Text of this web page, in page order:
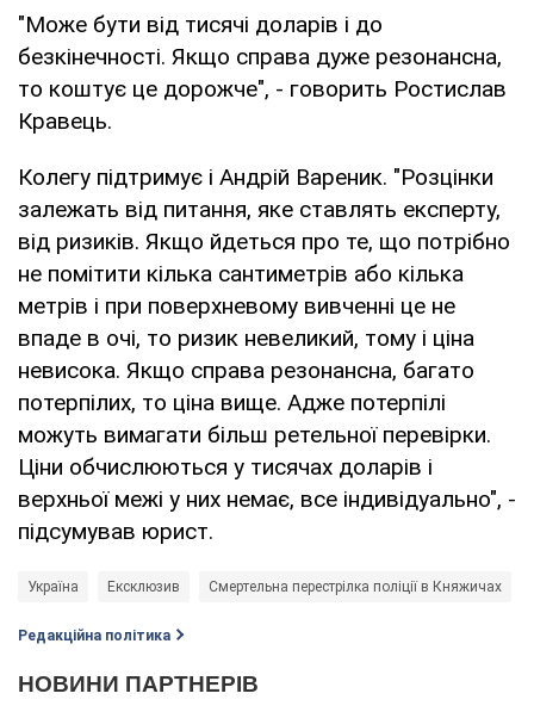
"Може бути від тисячі доларів і до
безкінечності. Якщо справа дуже резонансна,
то коштує це дорожче", - говорить Ростислав
Кравець.
Колегу підтримує і Андрій Вареник. "Розцінки
залежать від питання, яке ставлять експерту,
від ризиків. Якщо йдеться про те, що потрібно
не помітити кілька сантиметрів або кілька
метрів і при поверхневому вивченні це не
впаде в очі, то ризик невеликий, тому і ціна
невисока. Якщо справа резонансна, багато
потерпілих, то ціна вище. Адже потерпілі
можуть вимагати більш ретельної перевірки.
Ціни обчислюються у тисячах доларів і
верхньої межі у них немає, все індивідуально", -
підсумував юрист.
Україна Ексклюзив Смертельна перестрілка поліції в Княжичах
Редакційна політика